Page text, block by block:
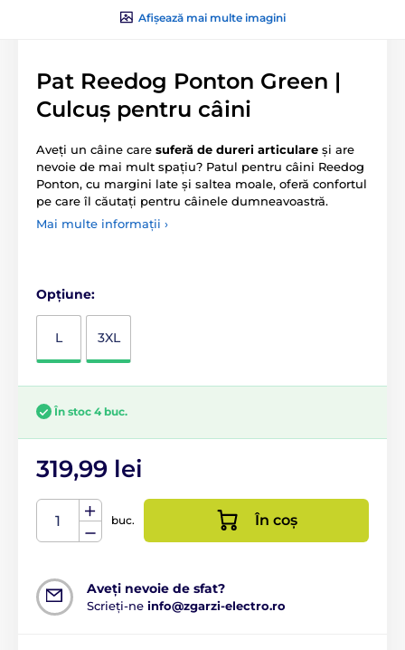
Afișează mai multe imagini
Pat Reedog Ponton Green |
Culcuș pentru câini
Aveți un câine care suferă de dureri articulare și are
nevoie de mai mult spațiu? Patul pentru câini Reedog
Ponton, cu margini late și saltea moale, oferă confortul
pe care îl căutați pentru câinele dumneavoastră.
Mai multe informații ›
Opțiune:
L 3XL
În stoc 4 buc.
319,99 lei
buc. În coș
Aveți nevoie de sfat?
Scrieți-ne info@zgarzi-electro.ro